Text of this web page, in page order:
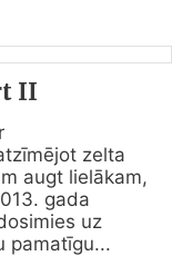
II
zelta
augt lielākam,
gada
uz
pamatīgu...